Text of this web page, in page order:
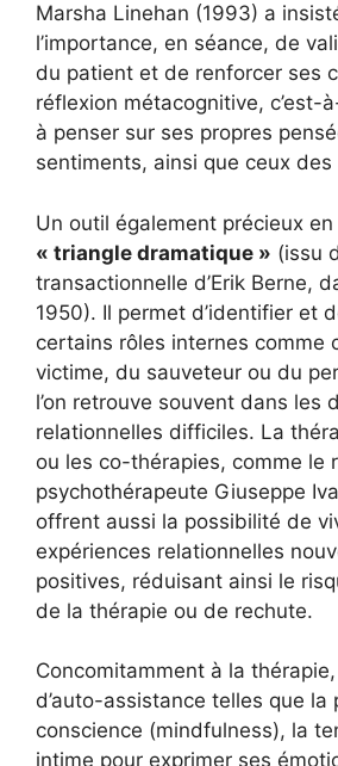
Marsha Linehan (1993) a
l’importance, en séance, de
du patient et de renforcer ses
réflexion métacognitive, c’est-
à penser sur ses propres
sentiments, ainsi que ceux des
Un outil également précieux
« triangle dramatique » (issu
transactionnelle d’Erik Berne,
1950). Il permet d’identifier et
certains rôles internes comme
victime, du sauveteur ou du
l’on retrouve souvent dans les
relationnelles difficiles. La
ou les co-thérapies, comme le
psychothérapeute Giuseppe
offrent aussi la possibilité de
expériences relationnelles
positives, réduisant ainsi le
de la thérapie ou de rechute.
Concomitamment à la
d’auto-assistance telles que la
conscience (mindfulness), la
intime pour exprimer ses